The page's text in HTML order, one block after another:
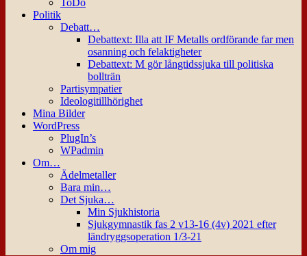
ToDo
Politik
Debatt…
Debattext: Illa att IF Metalls ordförande far men
osanning och felaktigheter
Debattext: M gör långtidssjuka till politiska
bollträn
Partisympatier
Ideologitillhörighet
Mina Bilder
WordPress
PlugIn’s
WPadmin
Om…
Ädelmetaller
Bara min…
Det Sjuka…
Min Sjukhistoria
Sjukgymnastik fas 2 v13-16 (4v) 2021 efter
ländryggsoperation 1/3-21
Om mig